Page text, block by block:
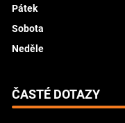
Pátek
Sobota
Neděle
ČASTÉ DOTAZY